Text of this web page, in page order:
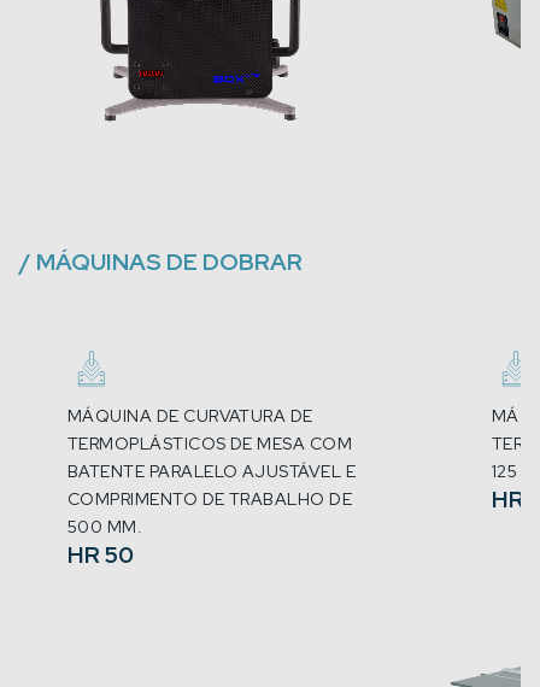
/ MÁQUINAS DE DOBRAR
MÁQUINA DE CURVATURA DE
TERMOPLÁSTICOS DE MESA COM
BATENTE PARALELO AJUSTÁVEL E
COMPRIMENTO DE TRABALHO DE
500 MM.
HR 50
125
HR